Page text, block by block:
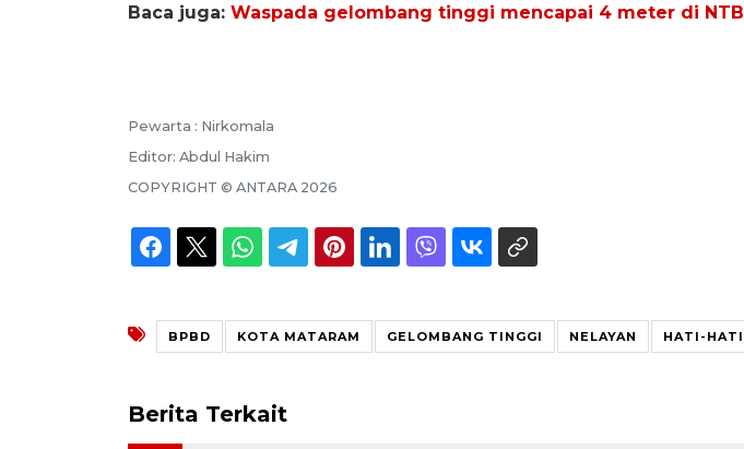
Baca juga: Waspada gelombang tinggi mencapai 4 meter di NTB
Pewarta : Nirkomala
Editor: Abdul Hakim
COPYRIGHT © ANTARA 2026
BPBD KOTA MATARAM GELOMBANG TINGGI NELAYAN HATI-HATI
Berita Terkait